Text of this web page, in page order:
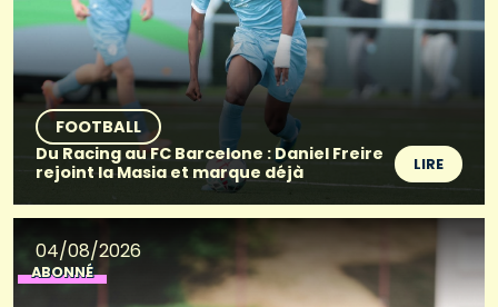
FOOTBALL
Du Racing au FC Barcelone : Daniel Freire
rejoint la Masia et marque déjà
LIRE
04/08/2026
ABONNÉ